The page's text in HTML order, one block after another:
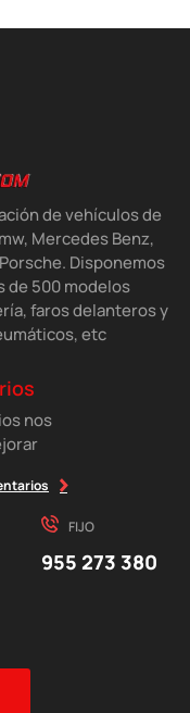
de vehículos de
Mercedes Benz,
Disponemos
de 500 modelos
faros delanteros y
etc
nos
FIJO
955 273 380